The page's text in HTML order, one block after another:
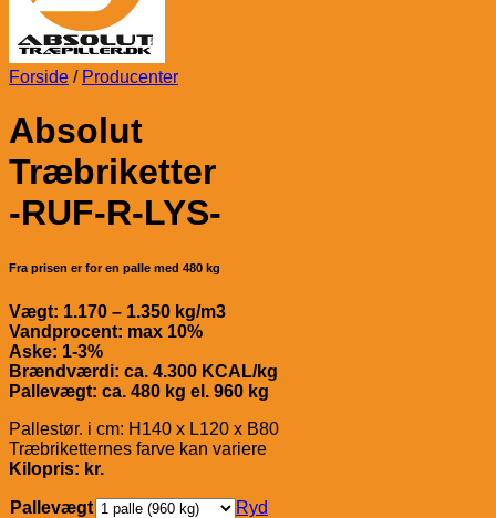
Forside / Producenter
Absolut
Træbriketter
-RUF-R-LYS-
Fra prisen er for en palle med 480 kg
Vægt: 1.170 – 1.350 kg/m3
Vandprocent: max 10%
Aske: 1-3%
Brændværdi: ca. 4.300 KCAL/kg
Pallevægt: ca. 480 kg el. 960 kg
Pallestør. i cm: H140 x L120 x B80
Træbriketternes farve kan variere
Kilopris: kr.
Pallevægt
Ryd